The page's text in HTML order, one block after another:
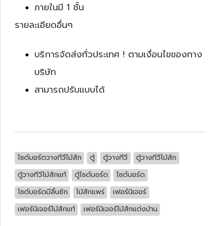
ภายในมี 1 ชั้น
รายละเอียดอื่นๆ
บริการจัดส่งทั่วประเทศ ! ตามเงื่อนไขของทาง
บริษัท
สามารถปรับแบบได้
ไซด์บอร์ดวางทีวีไม้สัก ตู้ ตู้วางทีวี
ตู้วางทีวีไม้สัก
ตู้วางทีวีไม้สักแท้
ตู้ไซด์บอร์ด
ไซด์บอร์ด
ไซด์บอร์ดมีลิ้นชัก
ไม้สักแพร่
เฟอร์นิเจอร์
เฟอร์นิเจอร์ไม้สักแท้
เฟอร์นิเจอร์ไม้สักแต่งบ้าน